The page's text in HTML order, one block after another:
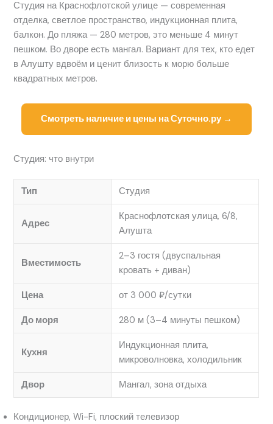
Студия на Краснофлотской улице — современная
отделка, светлое пространство, индукционная плита,
балкон. До пляжа — 280 метров, это меньше 4 минут
пешком. Во дворе есть мангал. Вариант для тех, кто едет
в Алушту вдвоём и ценит близость к морю больше
квадратных метров.
Смотреть наличие и цены на Суточно.ру →
Студия: что внутри
Тип Студия
Адрес
Краснофлотская улица, 6/8,
Алушта
Вместимость
2–3 гостя (двуспальная
кровать + диван)
Цена от 3 000 ₽/сутки
До моря 280 м (3–4 минуты пешком)
Кухня
Индукционная плита,
микроволновка, холодильник
Двор Мангал, зона отдыха
Кондиционер, Wi-Fi, плоский телевизор